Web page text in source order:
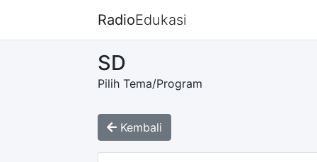
RadioEdukasi
SD
Pilih Tema/Program
Kembali